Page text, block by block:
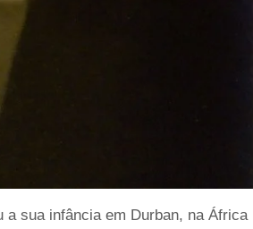
a sua infância em Durban, na África